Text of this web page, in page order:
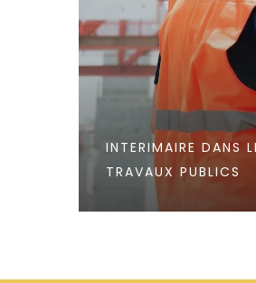
INTERIMAIRE DANS
TRAVAUX PUBLICS